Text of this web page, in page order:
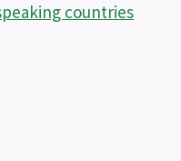
countries